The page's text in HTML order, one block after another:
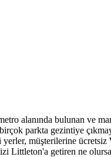
alanında bulunan ve
parkta gezintiye
müşterilerine ücretsiz
Littleton'a getiren ne